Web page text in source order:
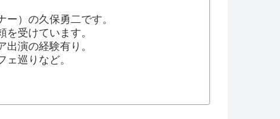
）の久保勇二です。
受けています。
演の経験有り。
巡りなど。